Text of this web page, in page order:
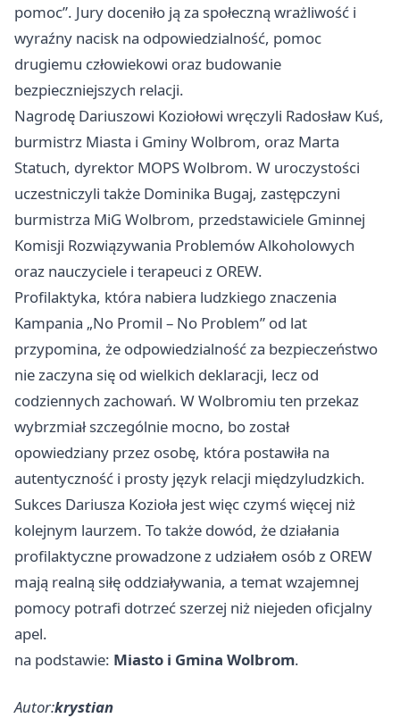
pomoc”. Jury doceniło ją za społeczną wrażliwość i
wyraźny nacisk na odpowiedzialność, pomoc
drugiemu człowiekowi oraz budowanie
bezpieczniejszych relacji.
Nagrodę Dariuszowi Koziołowi wręczyli Radosław Kuś,
burmistrz Miasta i Gminy Wolbrom, oraz Marta
Statuch, dyrektor MOPS Wolbrom. W uroczystości
uczestniczyli także Dominika Bugaj, zastępczyni
burmistrza MiG Wolbrom, przedstawiciele Gminnej
Komisji Rozwiązywania Problemów Alkoholowych
oraz nauczyciele i terapeuci z OREW.
Profilaktyka, która nabiera ludzkiego znaczenia
Kampania „No Promil – No Problem” od lat
przypomina, że odpowiedzialność za bezpieczeństwo
nie zaczyna się od wielkich deklaracji, lecz od
codziennych zachowań. W Wolbromiu ten przekaz
wybrzmiał szczególnie mocno, bo został
opowiedziany przez osobę, która postawiła na
autentyczność i prosty język relacji międzyludzkich.
Sukces Dariusza Kozioła jest więc czymś więcej niż
kolejnym laurzem. To także dowód, że działania
profilaktyczne prowadzone z udziałem osób z OREW
mają realną siłę oddziaływania, a temat wzajemnej
pomocy potrafi dotrzeć szerzej niż niejeden oficjalny
apel.
na podstawie: Miasto i Gmina Wolbrom.
Autor:krystian